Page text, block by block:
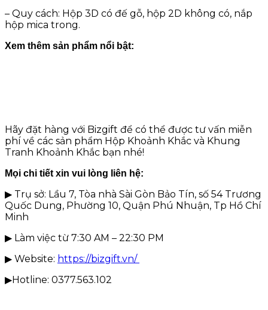
– Quy cách: Hộp 3D có đế gỗ, hộp 2D không có, nắp
hộp mica trong.
Xem thêm sản phẩm nổi bật:
Hãy đặt hàng với Bizgift để có thể được tư vấn miễn
phí về các sản phẩm Hộp Khoảnh Khắc và Khung
Tranh Khoảnh Khắc bạn nhé!
Mọi chi tiết xin vui lòng liên hệ:
▶ Trụ sở: Lầu 7, Tòa nhà Sài Gòn Bảo Tín, số 54 Trương
Quốc Dung, Phường 10, Quận Phú Nhuận, Tp Hồ Chí
Minh
▶ Làm việc từ 7:30 AM – 22:30 PM
▶ Website: https://bizgift.vn/
▶Hotline: 0377.563.102